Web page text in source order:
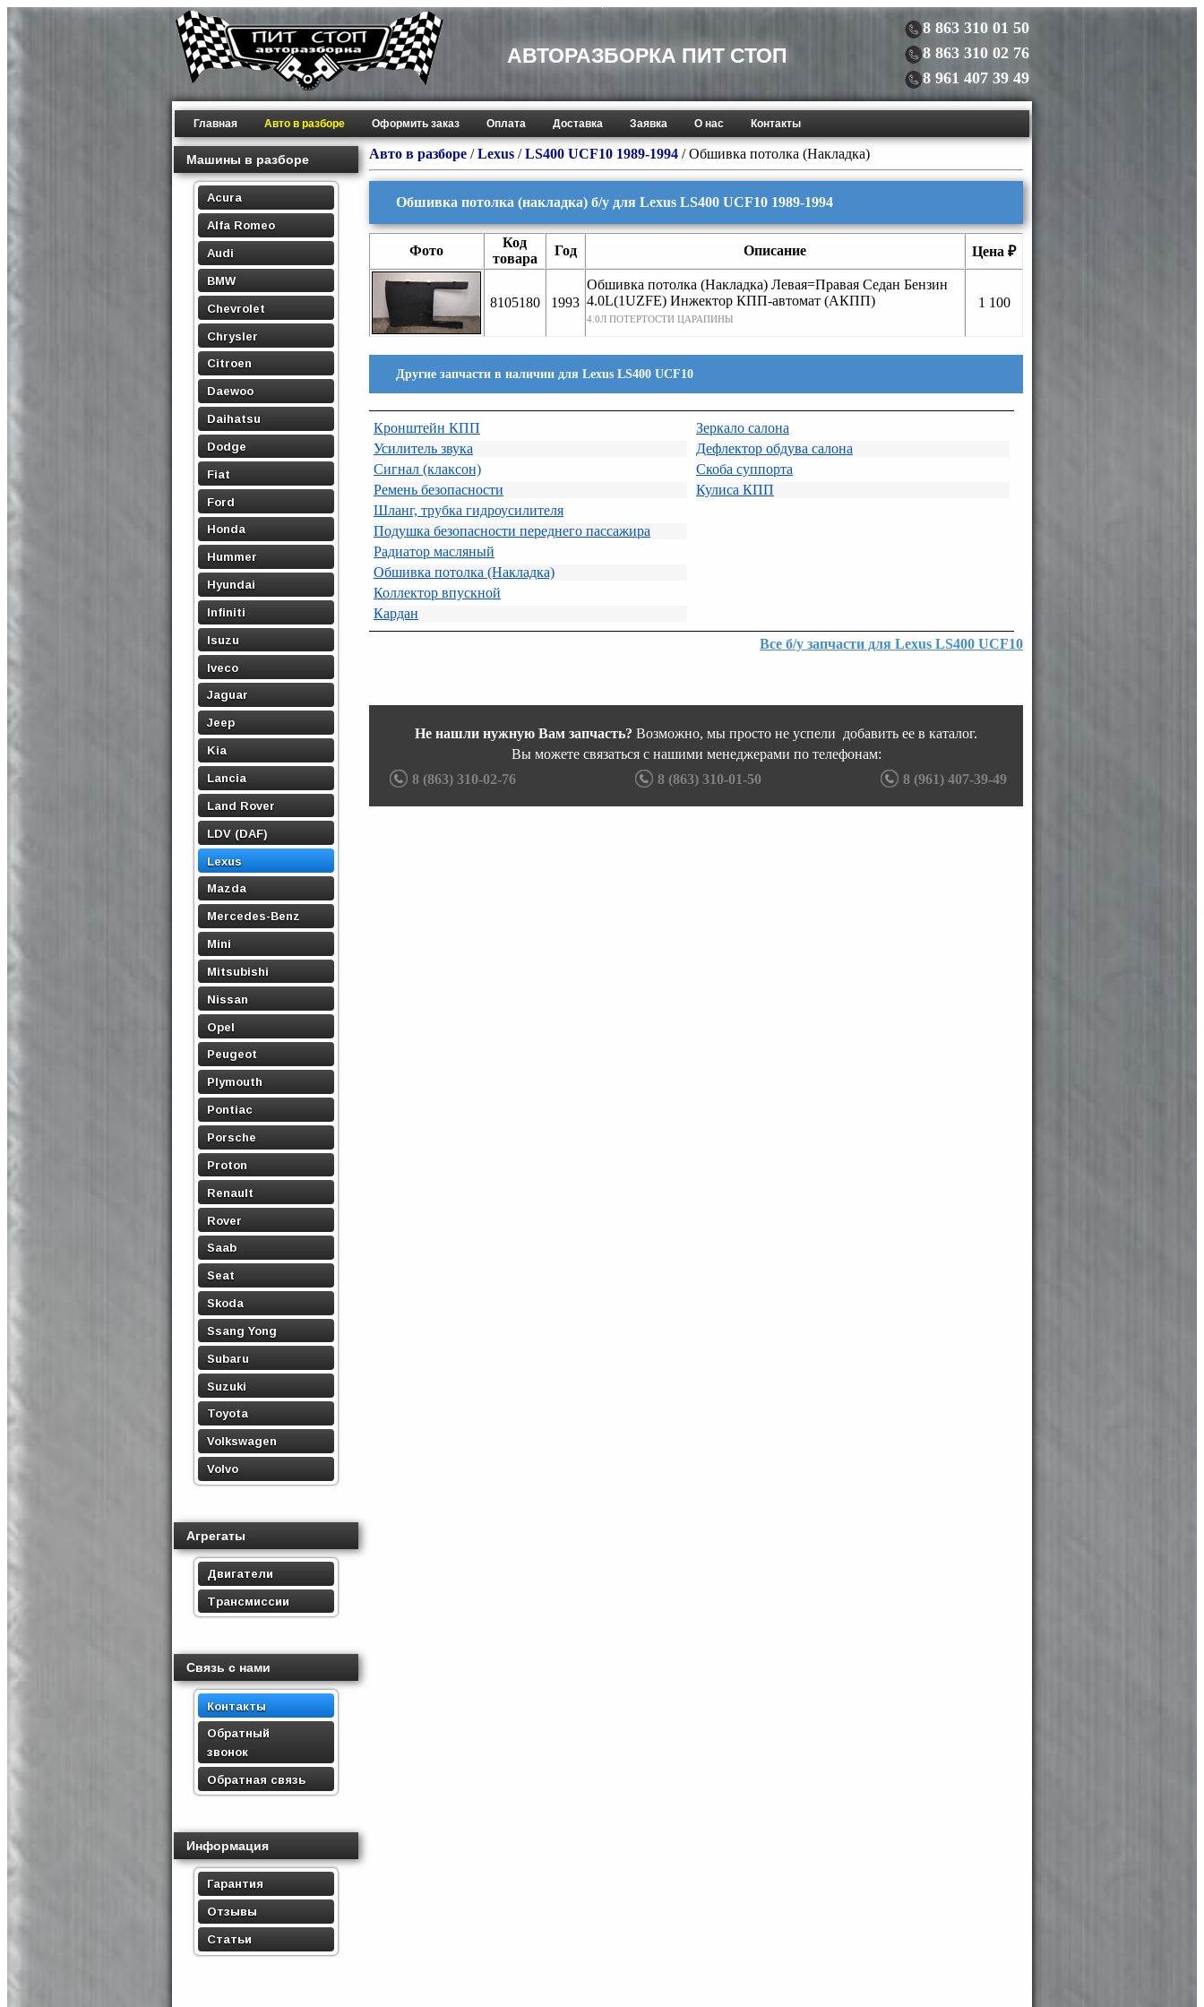
АВТОРАЗБОРКА ПИТ СТОП
8 863 310 01 50
8 863 310 02 76
8 961 407 39 49
Главная Авто в разборе Оформить заказ Оплата Доставка Заявка О нас Контакты
Машины в разборе
Acura
Alfa Romeo
Audi
BMW
Chevrolet
Chrysler
Citroen
Daewoo
Daihatsu
Dodge
Fiat
Ford
Honda
Hummer
Hyundai
Infiniti
Isuzu
Iveco
Jaguar
Jeep
Kia
Lancia
Land Rover
LDV (DAF)
Lexus
Mazda
Mercedes-Benz
Mini
Mitsubishi
Nissan
Opel
Peugeot
Plymouth
Pontiac
Porsche
Proton
Renault
Rover
Saab
Seat
Skoda
Ssang Yong
Subaru
Suzuki
Toyota
Volkswagen
Volvo
Агрегаты
Двигатели
Трансмиссии
Связь с нами
Контакты
Обратный
звонок
Обратная связь
Информация
Гарантия
Отзывы
Статьи
Авто в разборе /Lexus /LS400 UCF10 1989-1994 / Обшивка потолка (Накладка)
Обшивка потолка (накладка) б/у для Lexus LS400 UCF10 1989-1994
Фото
Код
товара
Год Описание Цена ₽
8105180 1993
Обшивка потолка (Накладка) Левая=Правая Седан Бензин
4.0L(1UZFE) Инжектор КПП-автомат (АКПП)
4.0Л ПОТЕРТОСТИ ЦАРАПИНЫ
1 100
Другие запчасти в наличии для Lexus LS400 UCF10
Кронштейн КПП
Усилитель звука
Сигнал (клаксон)
Ремень безопасности
Шланг, трубка гидроусилителя
Подушка безопасности переднего пассажира
Радиатор масляный
Обшивка потолка (Накладка)
Коллектор впускной
Кардан
Зеркало салона
Дефлектор обдува салона
Скоба суппорта
Кулиса КПП
Все б/у запчасти для Lexus LS400 UCF10
Не нашли нужную Вам запчасть? Возможно, мы просто не успели добавить ее в каталог.
Вы можете связаться с нашими менеджерами по телефонам:
8 (863) 310-02-76
8 (863) 310-01-50 8 (961) 407-39-49